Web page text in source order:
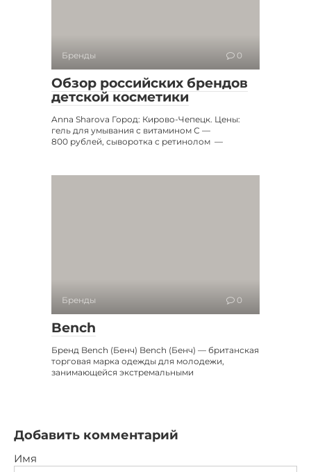
Бренды 0
Обзор российских брендов
детской косметики
Anna Sharova Город: Кирово-Чепецк. Цены:
гель для умывания с витамином С —
800 рублей, сыворотка с ретинолом —
Бренды 0
Bench
Бренд Bench (Бенч) Bench (Бенч) — британская
торговая марка одежды для молодежи,
занимающейся экстремальными
Добавить комментарий
Имя